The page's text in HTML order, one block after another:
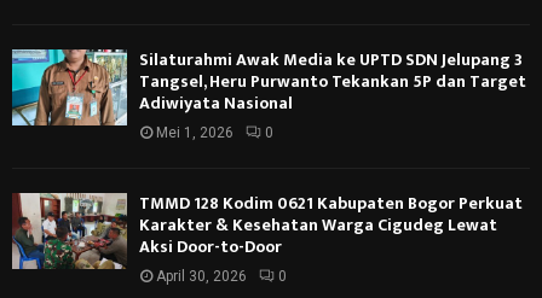
Silaturahmi Awak Media ke UPTD SDN Jelupang 3
Tangsel, Heru Purwanto Tekankan 5P dan Target
Adiwiyata Nasional
Mei 1, 2026 0
TMMD 128 Kodim 0621 Kabupaten Bogor Perkuat
Karakter & Kesehatan Warga Cigudeg Lewat
Aksi Door-to-Door
April 30, 2026 0